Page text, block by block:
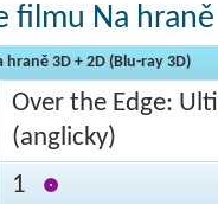
filmu Na
3D + 2D (Blu-ray 3D)
Over the Edge:
(anglicky)
1